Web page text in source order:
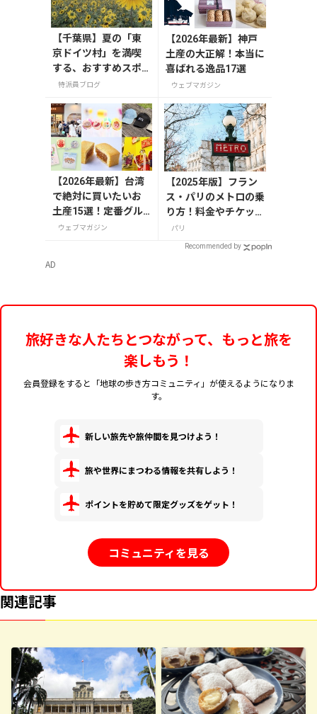
【千葉県】夏の「東
京ドイツ村」を満喫
する、おすすめスポ
ット3選
特派員ブログ
【2026年最新】神戸
土産の大正解！本当に
喜ばれる逸品17選
ウェブマガジン
【2026年最新】台湾
で絶対に買いたいお
土産15選！定番グル
メやかわいい雑貨、
ウェブマガジン
【2025年版】フラン
ス・パリのメトロの乗
り方！料金やチケット
の種類、注意点を解説
パリ
Recommended by
AD
旅好きな人たちとつながって、もっと旅を
楽しもう！
会員登録をすると「地球の歩き方コミュニティ」が使えるようになりま
す。
新しい旅先や旅仲間を見つけよう！
旅や世界にまつわる情報を共有しよう！
ポイントを貯めて限定グッズをゲット！
コミュニティを見る
関連記事